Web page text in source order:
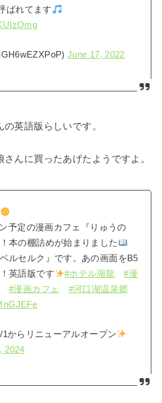
ばれてます
June 17, 2022
英語版らしいです。
んに買ったあげたようですよ。
予定の漫画カフェ『りゅうの
本の棚詰めが始まりました
ルセルク』です。あの画面をB5
英語版です
#ホテル湖龍
#漫
#漫画カフェ
#河口湖温泉郷
1からリニューアルオープン
2024